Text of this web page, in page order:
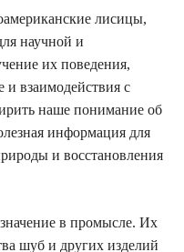
лисицы,
научной и
их поведения,
и взаимодействия с
наше понимание об
информация для
и восстановления
в промысле. Их
шуб и других изделий